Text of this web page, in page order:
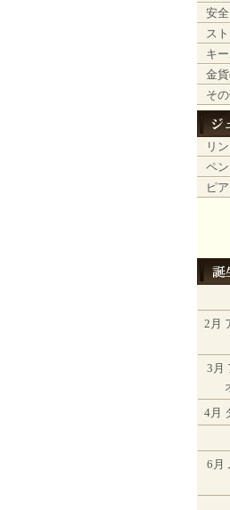
安
ス
キ
金
そ
リ
ペ
ピ
2月
3月
4月
6月